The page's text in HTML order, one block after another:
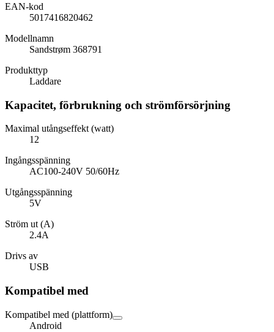
EAN-kod
5017416820462
Modellnamn
Sandstrøm 368791
Produkttyp
Laddare
Kapacitet, förbrukning och strömförsörjning
Maximal utångseffekt (watt)
12
Ingångsspänning
AC100-240V 50/60Hz
Utgångsspänning
5V
Ström ut (A)
2.4A
Drivs av
USB
Kompatibel med
Kompatibel med (plattform)
Android